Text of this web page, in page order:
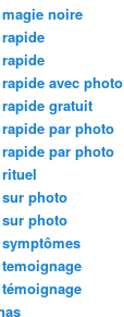
noire
avec photo
gratuit
par photo
par photo
photo
photo